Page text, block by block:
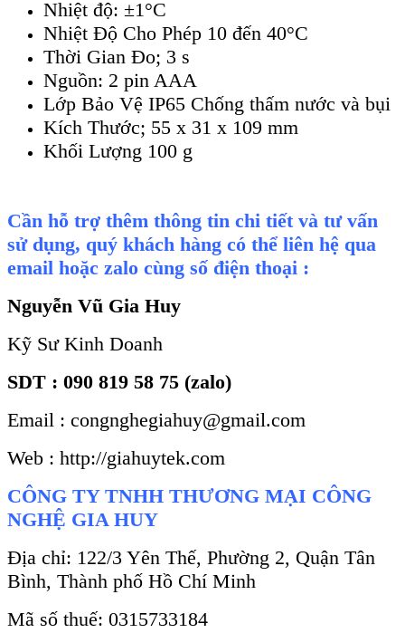
Nhiệt độ: ±1°C
Nhiệt Độ Cho Phép 10 đến 40°C
Thời Gian Đo; 3 s
Nguồn: 2 pin AAA
Lớp Bảo Vệ IP65 Chống thấm nước và bụi
Kích Thước; 55 x 31 x 109 mm
Khối Lượng 100 g
Cần hỗ trợ thêm thông tin chi tiết và tư vấn
sử dụng, quý khách hàng có thể liên hệ qua
email hoặc zalo cùng số điện thoại :
Nguyễn Vũ Gia Huy
Kỹ Sư Kinh Doanh
SDT : 090 819 58 75 (zalo)
Email : congnghegiahuy@gmail.com
Web : http://giahuytek.com
CÔNG TY TNHH THƯƠNG MẠI CÔNG
NGHỆ GIA HUY
Địa chỉ: 122/3 Yên Thế, Phường 2, Quận Tân
Bình, Thành phố Hồ Chí Minh
Mã số thuế: 0315733184